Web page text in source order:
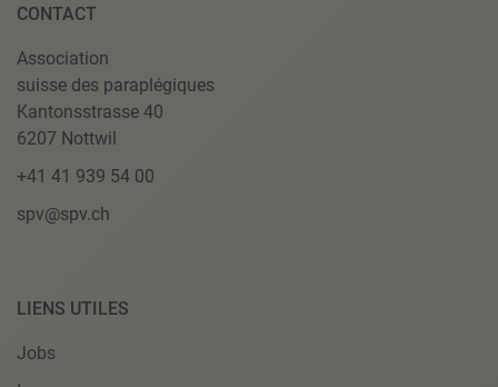
CONTACT
Association
suisse des paraplégiques
Kantonsstrasse 40
6207 Nottwil
+41 41 939 54 00
spv@spv.ch
LIENS UTILES
Jobs